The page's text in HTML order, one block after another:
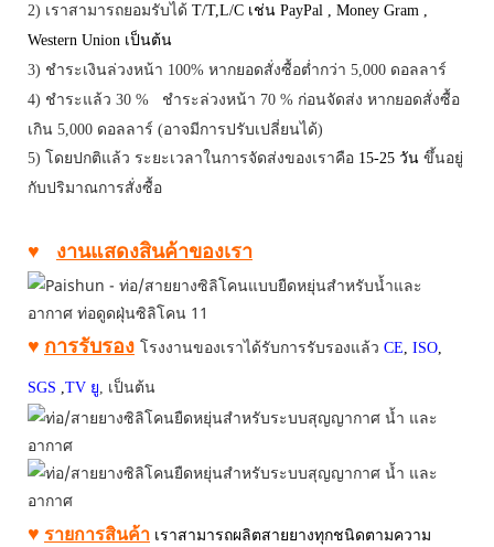
2) เราสามารถยอมรับได้ T/T, L/C เช่น PayPal Money Gram
Western Union เป็นต้น
3) ชำระเงินล่วงหน้า 100% หากยอดสั่งซื้อต่ำกว่า 5,000 ดอลลาร์
4) ชำระแล้ว 30 % ชำระล่วงหน้า 70 % ก่อนจัดส่ง หากยอดสั่งซื้อ
เกิน 5,000 ดอลลาร์ (อาจมีการปรับเปลี่ยนได้)
5) โดยปกติแล้ว ระยะเวลาในการจัดส่งของเราคือ 15-25 วัน ขึ้นอยู่
กับปริมาณการสั่งซื้อ
♥ งานแสดงสินค้าของเรา
♥ การรับรอง โรงงานของเราได้รับการรับรองแล้ว CE ISO
SGS TV ยู เป็นต้น
♥ รายการสินค้า เราสามารถผลิตสายยางทุกชนิดตามความ